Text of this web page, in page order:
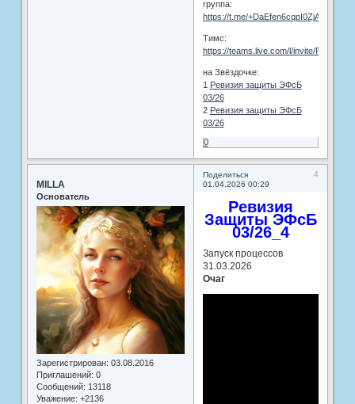
группа:
https://t.me/+DaEfen6cqpI0ZjAy
Тимс:
https://teams.live.com/l/invite/
на Звёздочке:
1 Ревизия защиты ЭФсБ
03/26
2 Ревизия защиты ЭФсБ
03/26
0
Поделиться
4
01.04.2026 00:29
MILLA
Основатель
Зарегистрирован: 03.08.2016
Приглашений: 0
Сообщений: 13118
Уважение: +2136
Ревизия
Защиты ЭФсБ
03/26_4
Запуск процессов
31.03.2026
Очаг